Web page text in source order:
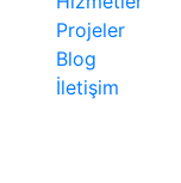
Projeler
Blog
İletişim